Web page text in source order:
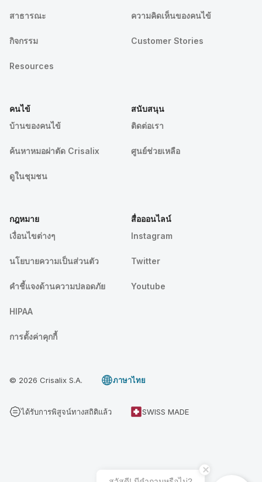
สาธารณะ
กิจกรรม
Resources
ความคิดเห็นของคนไข้
Customer Stories
คนไข้
บ้านของคนไข้
ค้นหาหมอผ่าตัด Crisalix
ดูในชุมชน
สนับสนุน
ติดต่อเรา
ศูนย์ช่วยเหลือ
กฎหมาย
เงื่อนไขต่างๆ
นโยบายความเป็นส่วนตัว
คําชี้แจงด้านความปลอดภัย
HIPAA
การตั้งค่าคุกกี้
สื่อออนไลน์
Instagram
Twitter
Youtube
© 2026 Crisalix S.A. ภาษาไทย
ได้รับการพิสูจน์ทางสถิติแล้ว SWISS MADE